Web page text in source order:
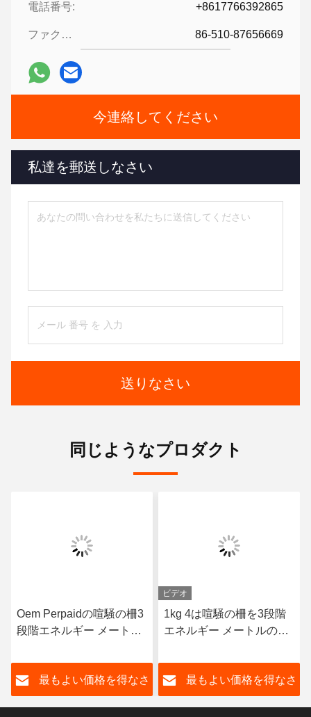
電話番号: +8617766392865
ファクシミリ: 86-510-87656669
今連絡してください
私達を郵送しなさい
送りなさい
同じようなプロダクト
Oem Perpaidの喧騒の柵3
段階エネルギー メートル
メートル50Hz
最もよい価格を得なさ
ビデオ
1kg 4は喧騒の柵を3段階
エネルギー メートルの無
ワイヤーで縛る
最もよい価格を得なさ